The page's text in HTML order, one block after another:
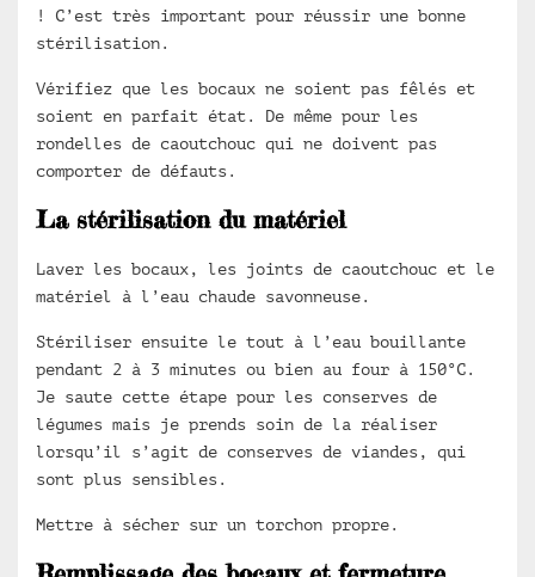
! C’est très important pour réussir une bonne
stérilisation.
Vérifiez que les bocaux ne soient pas fêlés et
soient en parfait état. De même pour les
rondelles de caoutchouc qui ne doivent pas
comporter de défauts.
La stérilisation du matériel
Laver les bocaux, les joints de caoutchouc et le
matériel à l’eau chaude savonneuse.
Stériliser ensuite le tout à l’eau bouillante
pendant 2 à 3 minutes ou bien au four à 150°C.
Je saute cette étape pour les conserves de
légumes mais je prends soin de la réaliser
lorsqu’il s’agit de conserves de viandes, qui
sont plus sensibles.
Mettre à sécher sur un torchon propre.